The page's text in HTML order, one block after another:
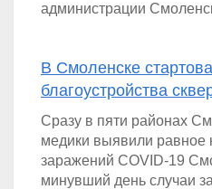
администрации
В Смоленске
благоустройства
Сразу в пяти районах
медики выявили равное
заражений COVID-19
минувший день случаи